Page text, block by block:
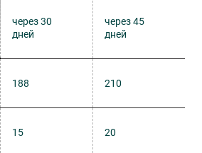
через 30
дней
через 45
дней
188 210
15 20